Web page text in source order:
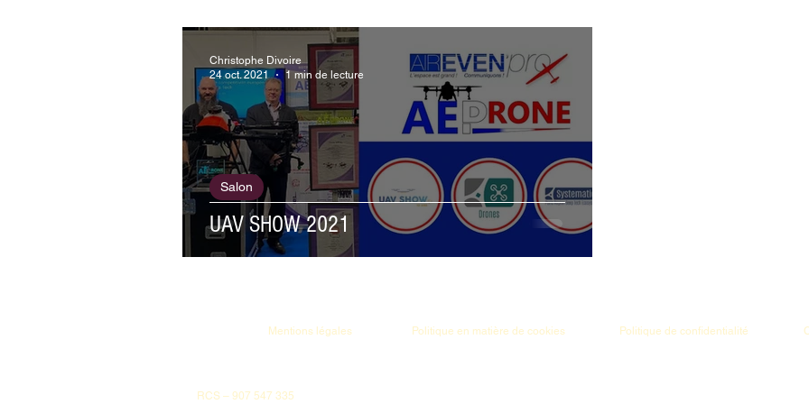
UAV SHOW 2021
Salon
Christophe Divoire
24 oct. 2021
1 min de lecture
Mentions légales Politique en matière de cookies Politique de confidentialité
RCS – 907 547 335